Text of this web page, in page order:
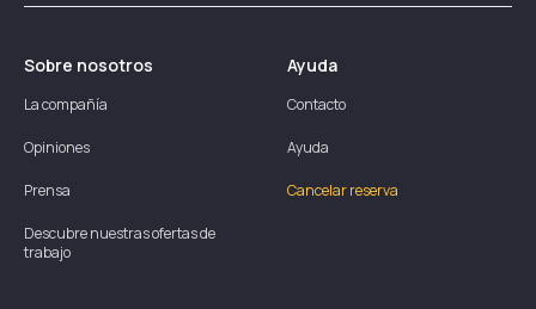
Sobre nosotros
La compañía
Opiniones
Prensa
Descubre nuestras ofertas de
trabajo
Ayuda
Contacto
Ayuda
Cancelar reserva